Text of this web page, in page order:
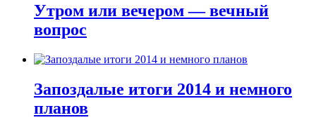
Утром или вечером — вечный
вопрос
Запоздалые итоги 2014 и немного
планов